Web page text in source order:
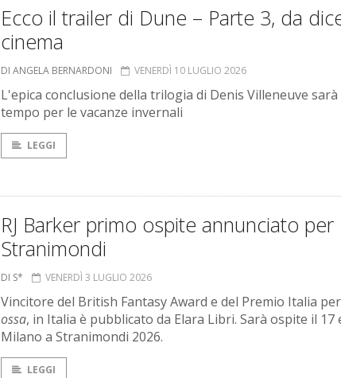
Ecco il trailer di Dune – Parte 3, da
cinema
DI ANGELA BERNARDONI VENERDÌ 10 LUGLIO 2026
L'epica conclusione della trilogia di Denis Villeneuve
tempo per le vacanze invernali
LEGGI
RJ Barker primo ospite annunciato per
Stranimondi
DI S* VENERDÌ 3 LUGLIO 2026
Vincitore del British Fantasy Award e del Premio Italia per
ossa, in Italia è pubblicato da Elara Libri. Sarà ospite il 17
Milano a Stranimondi 2026.
LEGGI